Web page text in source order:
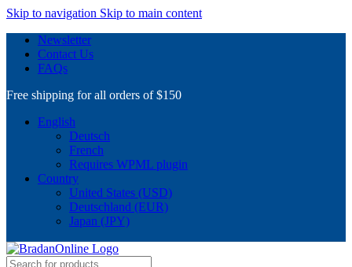
Skip to navigation Skip to main content
Newsletter
Contact Us
FAQs
Free shipping for all orders of $150
English
Deutsch
French
Requires WPML plugin
Country
United States (USD)
Deutschland (EUR)
Japan (JPY)